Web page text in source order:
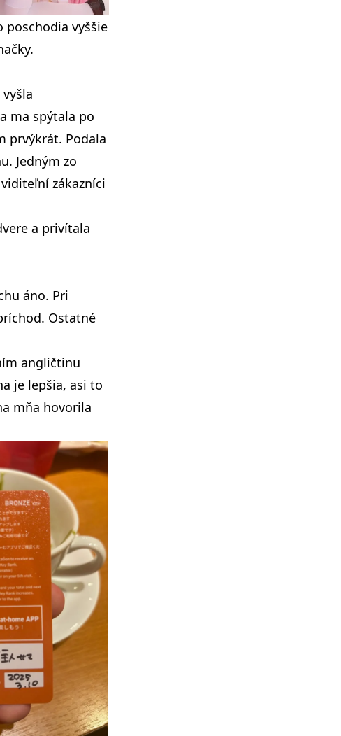
poschodia vyššie
ma spýtala po
prvýkrát. Podala
Jedným zo
zákazníci
a privítala
áno. Pri
Ostatné
angličtinu
je lepšia, asi to
mňa hovorila